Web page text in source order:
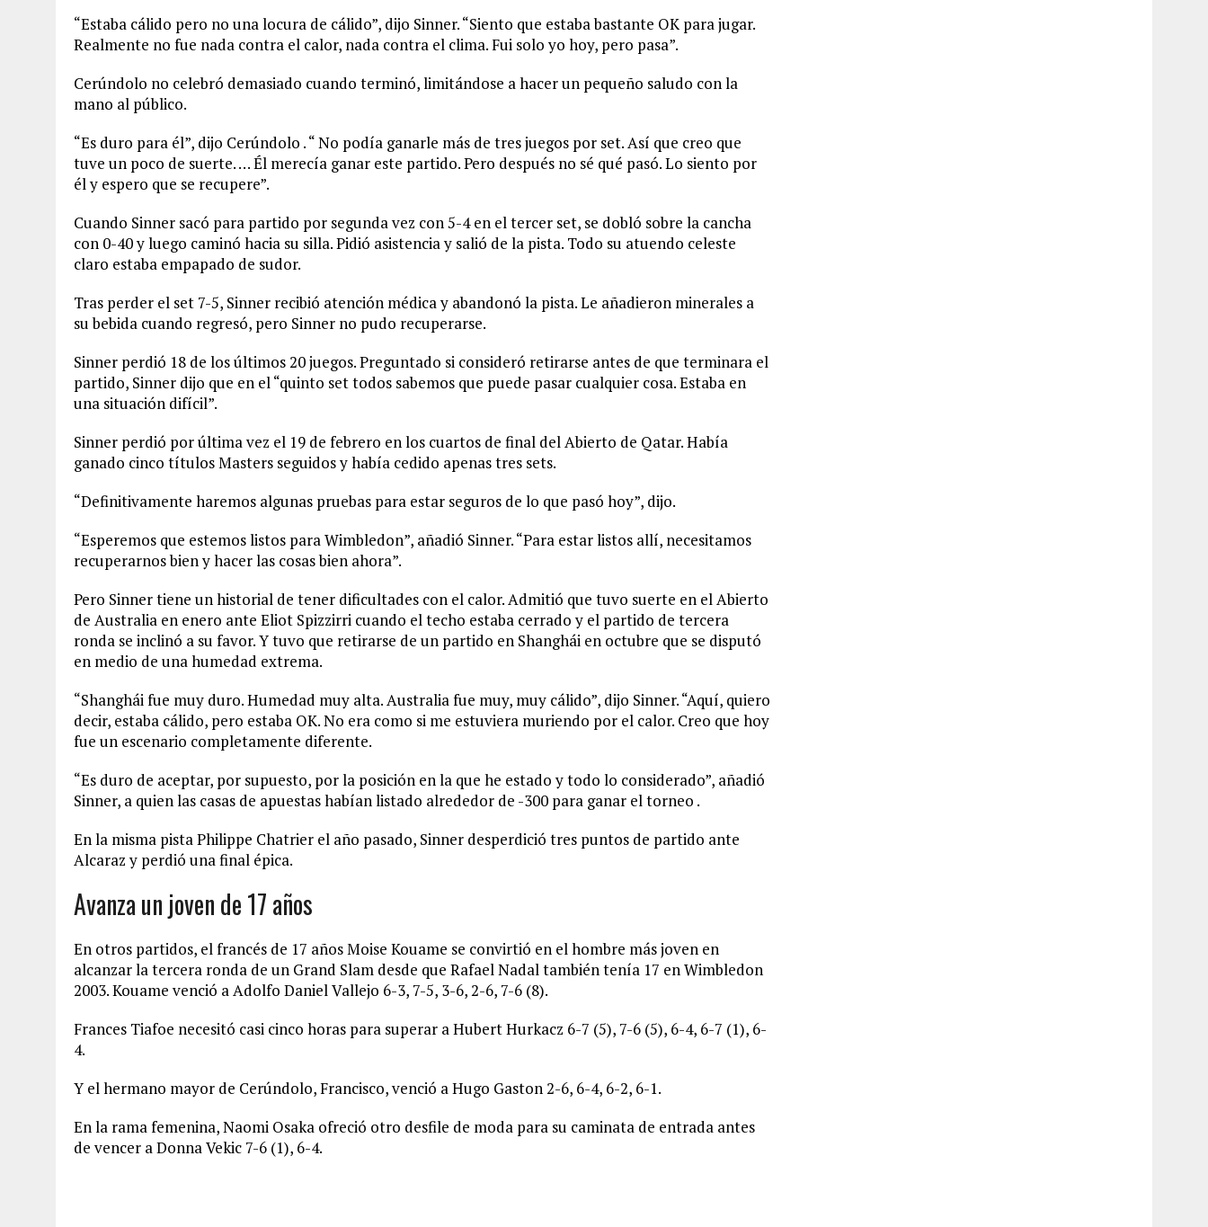
“Estaba cálido pero no una locura de cálido”, dijo Sinner. “Siento que estaba bastante OK para jugar.
Realmente no fue nada contra el calor, nada contra el clima. Fui solo yo hoy, pero pasa”.
Cerúndolo no celebró demasiado cuando terminó, limitándose a hacer un pequeño saludo con la
mano al público.
“Es duro para él”, dijo Cerúndolo . “ No podía ganarle más de tres juegos por set. Así que creo que
tuve un poco de suerte. … Él merecía ganar este partido. Pero después no sé qué pasó. Lo siento por
él y espero que se recupere”.
Cuando Sinner sacó para partido por segunda vez con 5-4 en el tercer set, se dobló sobre la cancha
con 0-40 y luego caminó hacia su silla. Pidió asistencia y salió de la pista. Todo su atuendo celeste
claro estaba empapado de sudor.
Tras perder el set 7-5, Sinner recibió atención médica y abandonó la pista. Le añadieron minerales a
su bebida cuando regresó, pero Sinner no pudo recuperarse.
Sinner perdió 18 de los últimos 20 juegos. Preguntado si consideró retirarse antes de que terminara el
partido, Sinner dijo que en el “quinto set todos sabemos que puede pasar cualquier cosa. Estaba en
una situación difícil”.
Sinner perdió por última vez el 19 de febrero en los cuartos de final del Abierto de Qatar. Había
ganado cinco títulos Masters seguidos y había cedido apenas tres sets.
“Definitivamente haremos algunas pruebas para estar seguros de lo que pasó hoy”, dijo.
“Esperemos que estemos listos para Wimbledon”, añadió Sinner. “Para estar listos allí, necesitamos
recuperarnos bien y hacer las cosas bien ahora”.
Pero Sinner tiene un historial de tener dificultades con el calor. Admitió que tuvo suerte en el Abierto
de Australia en enero ante Eliot Spizzirri cuando el techo estaba cerrado y el partido de tercera
ronda se inclinó a su favor. Y tuvo que retirarse de un partido en Shanghái en octubre que se disputó
en medio de una humedad extrema.
“Shanghái fue muy duro. Humedad muy alta. Australia fue muy, muy cálido”, dijo Sinner. “Aquí, quiero
decir, estaba cálido, pero estaba OK. No era como si me estuviera muriendo por el calor. Creo que hoy
fue un escenario completamente diferente.
“Es duro de aceptar, por supuesto, por la posición en la que he estado y todo lo considerado”, añadió
Sinner, a quien las casas de apuestas habían listado alrededor de -300 para ganar el torneo .
En la misma pista Philippe Chatrier el año pasado, Sinner desperdició tres puntos de partido ante
Alcaraz y perdió una final épica.
Avanza un joven de 17 años
En otros partidos, el francés de 17 años Moise Kouame se convirtió en el hombre más joven en
alcanzar la tercera ronda de un Grand Slam desde que Rafael Nadal también tenía 17 en Wimbledon
2003. Kouame venció a Adolfo Daniel Vallejo 6-3, 7-5, 3-6, 2-6, 7-6 (8).
Frances Tiafoe necesitó casi cinco horas para superar a Hubert Hurkacz 6-7 (5), 7-6 (5), 6-4, 6-7 (1), 6-
4.
Y el hermano mayor de Cerúndolo, Francisco, venció a Hugo Gaston 2-6, 6-4, 6-2, 6-1.
En la rama femenina, Naomi Osaka ofreció otro desfile de moda para su caminata de entrada antes
de vencer a Donna Vekic 7-6 (1), 6-4.